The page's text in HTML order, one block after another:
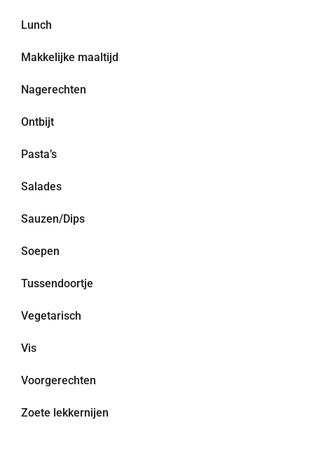
Lunch
Makkelijke maaltijd
Nagerechten
Ontbijt
Pasta’s
Salades
Sauzen/Dips
Soepen
Tussendoortje
Vegetarisch
Vis
Voorgerechten
Zoete lekkernijen